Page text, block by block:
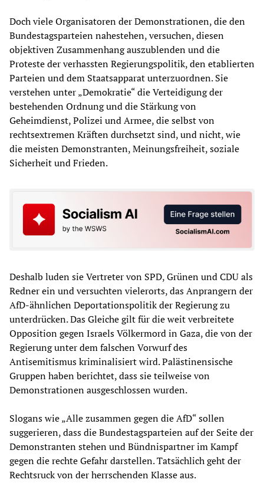
Doch viele Organisatoren der Demonstrationen, die den
Bundestagsparteien nahestehen, versuchen, diesen
objektiven Zusammenhang auszublenden und die
Proteste der verhassten Regierungspolitik, den etablierten
Parteien und dem Staatsapparat unterzuordnen. Sie
verstehen unter „Demokratie“ die Verteidigung der
bestehenden Ordnung und die Stärkung von
Geheimdienst, Polizei und Armee, die selbst von
rechtsextremen Kräften durchsetzt sind, und nicht, wie
die meisten Demonstranten, Meinungsfreiheit, soziale
Sicherheit und Frieden.
Deshalb luden sie Vertreter von SPD, Grünen und CDU als
Redner ein und versuchten vielerorts, das Anprangern der
AfD-ähnlichen Deportationspolitik der Regierung zu
unterdrücken. Das Gleiche gilt für die weit verbreitete
Opposition gegen Israels Völkermord in Gaza, die von der
Regierung unter dem falschen Vorwurf des
Antisemitismus kriminalisiert wird. Palästinensische
Gruppen haben berichtet, dass sie teilweise von
Demonstrationen ausgeschlossen wurden.
Slogans wie „Alle zusammen gegen die AfD“ sollen
suggerieren, dass die Bundestagsparteien auf der Seite der
Demonstranten stehen und Bündnispartner im Kampf
gegen die rechte Gefahr darstellen. Tatsächlich geht der
Rechtsruck von der herrschenden Klasse aus.